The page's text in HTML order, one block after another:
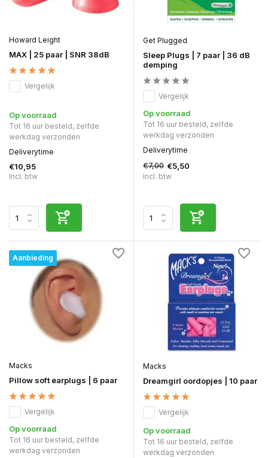
Howard Leight
MAX | 25 paar | SNR 38dB
Vergelijk
Op voorraad
Tot 16 uur besteld, zelfde
werkdag verzonden
Deliverytime
€10,95
Incl. btw
Get Plugged
Sleep Plugs | 7 paar | 36 dB
demping
Vergelijk
Op voorraad
Tot 16 uur besteld, zelfde
werkdag verzonden
Deliverytime
€7,00 €5,50
Incl. btw
Aanbieding
Macks
Pillow soft earplugs | 6 paar
Vergelijk
Op voorraad
Tot 16 uur besteld, zelfde
werkdag verzonden
Macks
Dreamgirl oordopjes | 10 paar
Vergelijk
Op voorraad
Tot 16 uur besteld, zelfde
werkdag verzonden